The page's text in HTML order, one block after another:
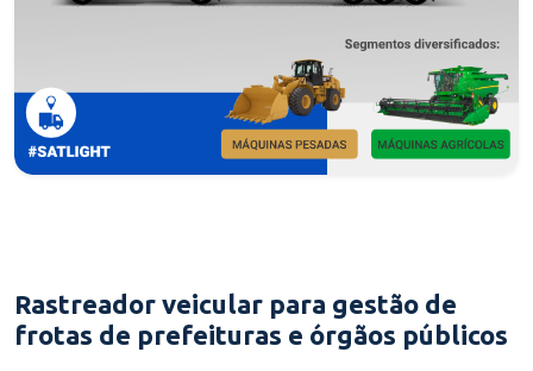
Rastreador veicular para gestão de
frotas de prefeituras e órgãos públicos